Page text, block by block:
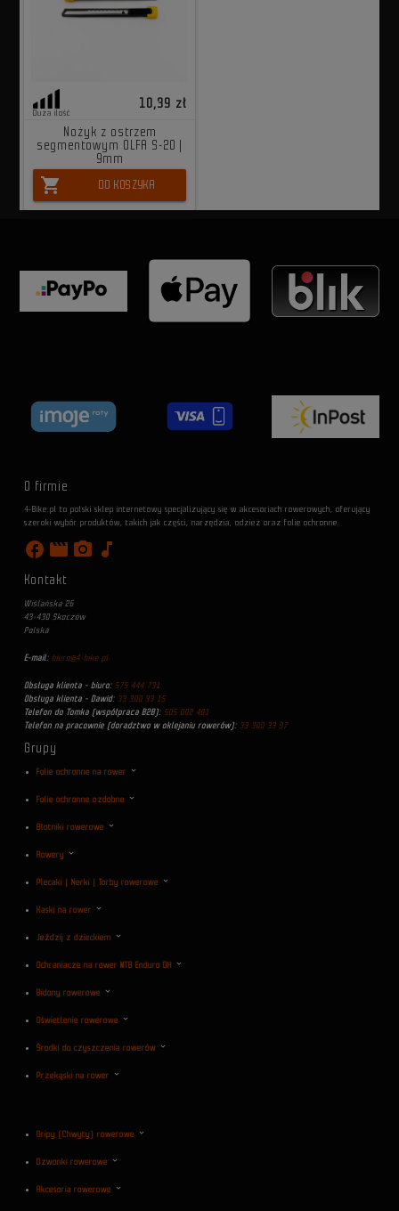
Duża ilość
10,39 zł
Nożyk z ostrzem
segmentowym OLFA S-20 |
9mm
shopping_cart DO KOSZYKA
O firmie
4-Bike.pl to polski sklep internetowy specjalizujący się w akcesoriach rowerowych, oferujący
szeroki wybór produktów, takich jak części, narzędzia, odzież oraz folie ochronne.
facebook movie photo_camera music_note
Kontakt
Wiślańska 26
43-430 Skoczów
Polska
E-mail: biuro@4-bike.pl
Obsługa klienta - biuro: 575 444 731
Obsługa klienta - Dawid: 33 300 33 15
Telefon do Tomka (współpraca B2B): 505 002 401
Telefon na pracownie (doradztwo w oklejaniu rowerów): 33 300 33 97
Grupy
Folie ochronne na rower
Folie ochronne ozdobne
Błotniki rowerowe
Rowery
Plecaki | Nerki | Torby rowerowe
Kaski na rower
Jeździj z dzieckiem
Ochraniacze na rower MTB Enduro DH
Bidony rowerowe
Oświetlenie rowerowe
Środki do czyszczenia rowerów
Przekąski na rower
Gripy (Chwyty) rowerowe
Dzwonki rowerowe
Akcesoria rowerowe